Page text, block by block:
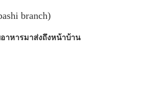
branch)
าหารมาส่งถึงหน้าบ้าน